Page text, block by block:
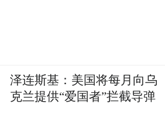
泽连斯基：美国将每月向乌
克兰提供“爱国者”拦截导弹